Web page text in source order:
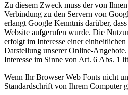
Zu diesem Zweck muss der von
Verbindung zu den Servern von
erlangt Google Kenntnis darüber,
Website aufgerufen wurde. Die
erfolgt im Interesse einer einheitlichen
Darstellung unserer Online-
Interesse im Sinne von Art. 6 Abs. 1
Wenn Ihr Browser Web Fonts nicht
Standardschrift von Ihrem Computer